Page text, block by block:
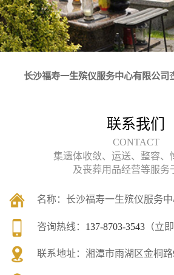
长沙福寿一生殡仪服务中心有限公司
联系我们
CONTACT
集遗体收敛、运送、整容、
及丧葬用品经营等服务
名称： 长沙福寿一生殡仪服务中
咨询热线： 137-8703-3543（立即
联系地址： 湘潭市雨湖区金桐路